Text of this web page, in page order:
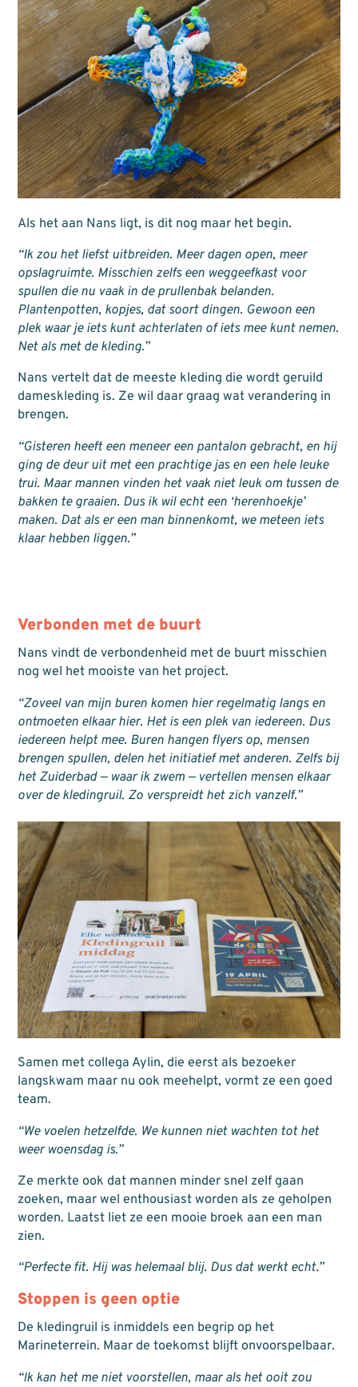
Als het aan Nans ligt, is dit nog maar het begin.
“Ik zou het liefst uitbreiden. Meer dagen open, meer
opslagruimte. Misschien zelfs een weggeefkast voor
spullen die nu vaak in de prullenbak belanden.
Plantenpotten, kopjes, dat soort dingen. Gewoon een
plek waar je iets kunt achterlaten of iets mee kunt nemen.
Net als met de kleding.”
Nans vertelt dat de meeste kleding die wordt geruild
dameskleding is. Ze wil daar graag wat verandering in
brengen.
“Gisteren heeft een meneer een pantalon gebracht, en hij
ging de deur uit met een prachtige jas en een hele leuke
trui. Maar mannen vinden het vaak niet leuk om tussen de
bakken te graaien. Dus ik wil echt een ‘herenhoekje’
maken. Dat als er een man binnenkomt, we meteen iets
klaar hebben liggen.”
Verbonden met de buurt
Nans vindt de verbondenheid met de buurt misschien
nog wel het mooiste van het project.
“Zoveel van mijn buren komen hier regelmatig langs en
ontmoeten elkaar hier. Het is een plek van iedereen. Dus
iedereen helpt mee. Buren hangen flyers op, mensen
brengen spullen, delen het initiatief met anderen. Zelfs bij
het Zuiderbad — waar ik zwem — vertellen mensen elkaar
over de kledingruil. Zo verspreidt het zich vanzelf.”
Samen met collega Aylin, die eerst als bezoeker
langskwam maar nu ook meehelpt, vormt ze een goed
team.
“We voelen hetzelfde. We kunnen niet wachten tot het
weer woensdag is.”
Ze merkte ook dat mannen minder snel zelf gaan
zoeken, maar wel enthousiast worden als ze geholpen
worden. Laatst liet ze een mooie broek aan een man
zien.
“Perfecte fit. Hij was helemaal blij. Dus dat werkt echt.”
Stoppen is geen optie
De kledingruil is inmiddels een begrip op het
Marineterrein. Maar de toekomst blijft onvoorspelbaar.
“Ik kan het me niet voorstellen, maar als het ooit zou